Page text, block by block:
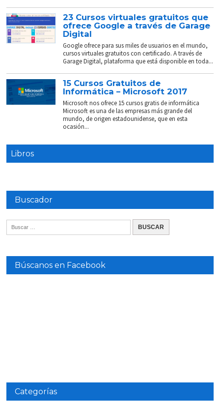
23 Cursos virtuales gratuitos que
ofrece Google a través de Garage
Digital
Google ofrece para sus miles de usuarios en el mundo,
cursos virtuales gratuitos con certificado. A través de
Garage Digital, plataforma que está disponible en toda...
15 Cursos Gratuitos de
Informática – Microsoft 2017
Microsoft nos ofrece 15 cursos gratis de informática
Microsoft es una de las empresas más grande del
mundo, de origen estadounidense, que en esta
ocasión...
Libros
Buscador
Búscanos en Facebook
Categorías